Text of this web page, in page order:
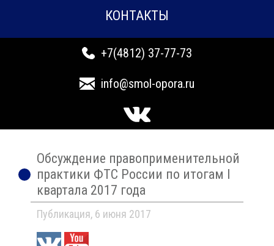
+7(4812) 37-77-73
info@smol-opora.ru
КОНТАКТЫ
Обсуждение правоприменительной
практики ФТС России по итогам I
квартала 2017 года
Публикация, 6 июня 2017